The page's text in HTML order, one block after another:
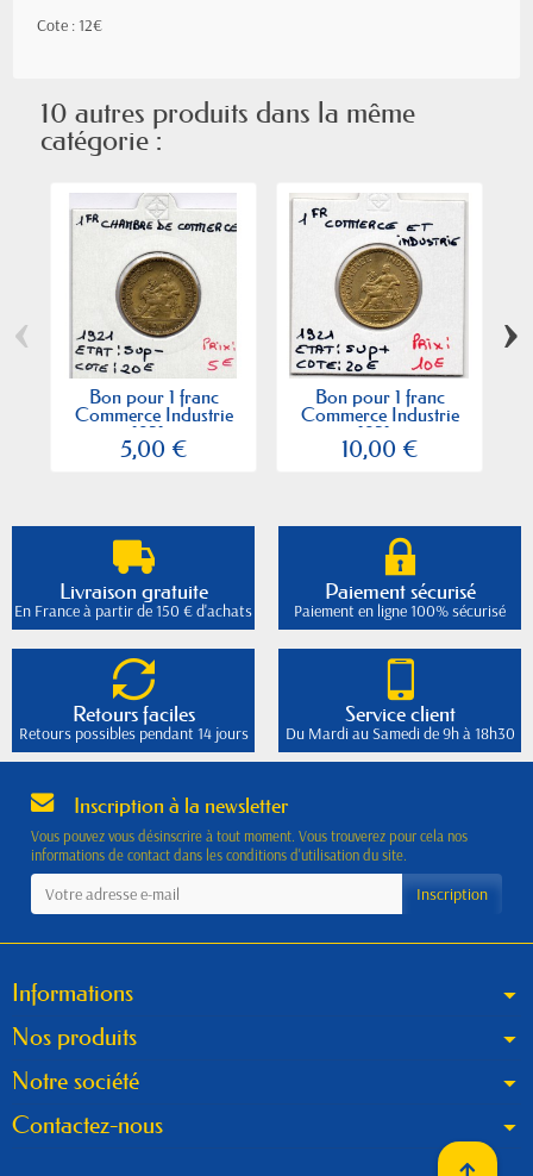
Cote : 12€
10 autres produits dans la même
catégorie :
Bon pour 1 franc
Commerce Industrie
1921...
5,00 €
Bon pour 1 franc
Commerce Industrie
1921...
10,00 €
‹ ›
Livraison gratuite
En France à partir de 150 € d'achats
Paiement sécurisé
Paiement en ligne 100% sécurisé
Retours faciles
Retours possibles pendant 14 jours
Service client
Du Mardi au Samedi de 9h à 18h30
Inscription à la newsletter
Vous pouvez vous désinscrire à tout moment. Vous trouverez pour cela nos
informations de contact dans les conditions d'utilisation du site.
Informations
Nos produits
Notre société
Contactez-nous